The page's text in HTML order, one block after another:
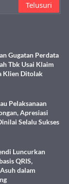
Gugatan Perdata
Tbk Usai Klaim
Klien Ditolak
Pelaksanaan
Apresiasi
Selalu Sukses
Luncurkan
QRIS,
dalam